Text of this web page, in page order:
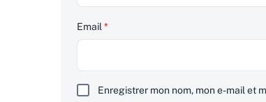
Email *
Enregistrer mon nom, mon e-mail et